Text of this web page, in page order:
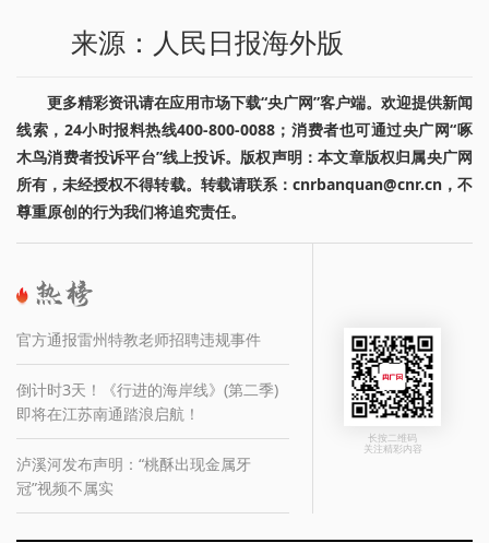
来源：人民日报海外版
更多精彩资讯请在应用市场下载“央广网”客户端。欢迎提供新闻
线索，24小时报料热线400-800-0088；消费者也可通过央广网“啄
木鸟消费者投诉平台”线上投诉。版权声明：本文章版权归属央广网
所有，未经授权不得转载。转载请联系：cnrbanquan@cnr.cn，不
尊重原创的行为我们将追究责任。
官方通报雷州特教老师招聘违规事件
倒计时3天！《行进的海岸线》(第二季)
即将在江苏南通踏浪启航！
泸溪河发布声明：“桃酥出现金属牙
冠”视频不属实
长按二维码
关注精彩内容